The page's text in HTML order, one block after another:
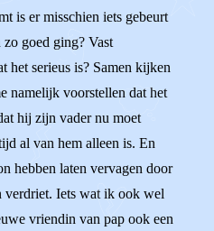
is er misschien iets gebeurt
zo goed ging? Vast
het serieus is? Samen kijken
namelijk voorstellen dat het
hij zijn vader nu moet
al van hem alleen is. En
hebben laten vervagen door
verdriet. Iets wat ik ook wel
vriendin van pap ook een